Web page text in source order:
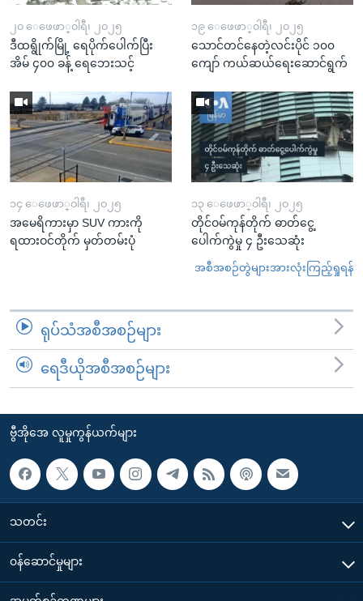
၂၀ ေဖေဖာ္၀ါရီ၊ ၂၀၂၅
ဒီထရွိုက်မြို့ ရေပိုက်ပေါက်ပြီး
အိမ် ၄၀၀ ခန့် ရေဘေးသင့်
၁၉ ေဖေဖာ္၀ါရီ၊ ၂၀၂၅
သောင်တင်နေတဲ့လင်းပိုင် ၁၀၀
ကျော် ကယ်ဆယ်ရေးဆောင်ရွက်
၁၄ ေဖေဖာ္၀ါရီ၊ ၂၀၂၅
အမေရိကားမှာ SUV ကားကို
ရထားဝင်တိုက် မှတ်တမ်းပုံ
၁၃ ေဖေဖာ္၀ါရီ၊ ၂၀၂၅
တိုင်ဝမ်ကုန်တိုက် ဓာတ်ငွေ့
ပေါက်ကွဲမှု ၄ ဦးသေဆုံး
အစီအစဉ်တွဲများအားလုံးကြည့်ရှုရန်
ရုပ်သံအစီအစဉ်များ
ရေဒီယိုအစီအစဉ်များ
ဗွီအိုအေ လူမှုကွန်ယက်များ
သတင်း
၀န်ဆောင်မှုများ